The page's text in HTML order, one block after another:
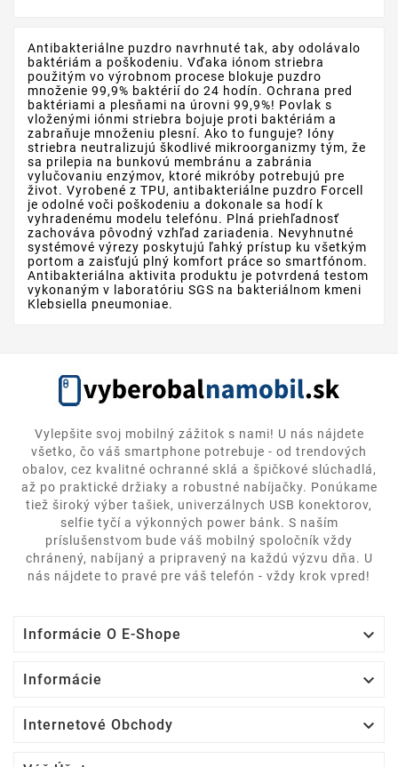
Antibakteriálne puzdro navrhnuté tak, aby odolávalo
baktériám a poškodeniu. Vďaka iónom striebra
použitým vo výrobnom procese blokuje puzdro
množenie 99,9% baktérií do 24 hodín. Ochrana pred
baktériami a plesňami na úrovni 99,9%! Povlak s
vloženými iónmi striebra bojuje proti baktériám a
zabraňuje množeniu plesní. Ako to funguje? Ióny
striebra neutralizujú škodlivé mikroorganizmy tým, že
sa prilepia na bunkovú membránu a zabránia
vylučovaniu enzýmov, ktoré mikróby potrebujú pre
život. Vyrobené z TPU, antibakteriálne puzdro Forcell
je odolné voči poškodeniu a dokonale sa hodí k
vyhradenému modelu telefónu. Plná priehľadnosť
zachováva pôvodný vzhľad zariadenia. Nevyhnutné
systémové výrezy poskytujú ľahký prístup ku všetkým
portom a zaisťujú plný komfort práce so smartfónom.
Antibakteriálna aktivita produktu je potvrdená testom
vykonaným v laboratóriu SGS na bakteriálnom kmeni
Klebsiella pneumoniae.
Vylepšite svoj mobilný zážitok s nami! U nás nájdete
všetko, čo váš smartphone potrebuje - od trendových
obalov, cez kvalitné ochranné sklá a špičkové slúchadlá,
až po praktické držiaky a robustné nabíjačky. Ponúkame
tiež široký výber tašiek, univerzálnych USB konektorov,
selfie tyčí a výkonných power bánk. S naším
príslušenstvom bude váš mobilný spoločník vždy
chránený, nabíjaný a pripravený na každú výzvu dňa. U
nás nájdete to pravé pre váš telefón - vždy krok vpred!
Informácie O E-Shope 
Informácie 
Internetové Obchody 